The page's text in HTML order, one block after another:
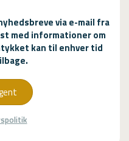
via e-mail fra
med informationer om
kan til enhver tid